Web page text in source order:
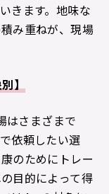
きます。地味な
み重ねが、現場
】
はさまざまで
依頼したい選
のためにトレー
目的によって得